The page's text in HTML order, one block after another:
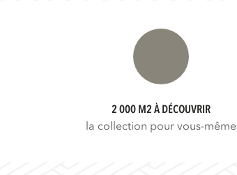
2 000 M2 À DÉCOUVRIR
la collection pour vous-même